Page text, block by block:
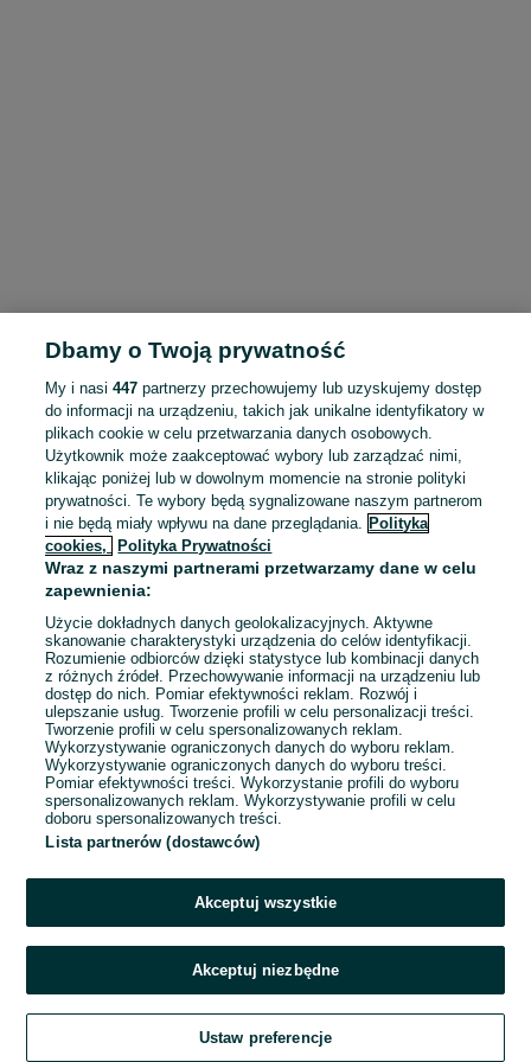
To ogłoszenie nie jest już dostępne
Przejdź na stronę główną
Dbamy o Twoją prywatność
My i nasi447 partnerzy przechowujemy lub uzyskujemy dostęp
do informacji na urządzeniu, takich jak unikalne identyfikatory w
plikach cookie w celu przetwarzania danych osobowych.
Użytkownik może zaakceptować wybory lub zarządzać nimi,
klikając poniżej lub w dowolnym momencie na stronie polityki
prywatności. Te wybory będą sygnalizowane naszym partnerom
i nie będą miały wpływu na dane przeglądania. Polityka
cookies,
Polityka Prywatności
Wraz z naszymi partnerami przetwarzamy dane w celu
zapewnienia:
Użycie dokładnych danych geolokalizacyjnych. Aktywne
skanowanie charakterystyki urządzenia do celów identyfikacji.
Rozumienie odbiorców dzięki statystyce lub kombinacji danych
z różnych źródeł. Przechowywanie informacji na urządzeniu lub
dostęp do nich. Pomiar efektywności reklam. Rozwój i
ulepszanie usług. Tworzenie profili w celu personalizacji treści.
Tworzenie profili w celu spersonalizowanych reklam.
Wykorzystywanie ograniczonych danych do wyboru reklam.
Wykorzystywanie ograniczonych danych do wyboru treści.
Pomiar efektywności treści. Wykorzystanie profili do wyboru
spersonalizowanych reklam. Wykorzystywanie profili w celu
doboru spersonalizowanych treści.
Lista partnerów (dostawców)
Akceptuj wszystkie
Akceptuj niezbędne
Ustaw preferencje